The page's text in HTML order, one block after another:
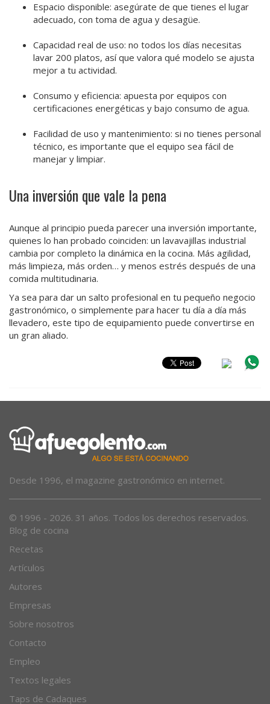
Espacio disponible: asegúrate de que tienes el lugar
adecuado, con toma de agua y desagüe.
Capacidad real de uso: no todos los días necesitas
lavar 200 platos, así que valora qué modelo se ajusta
mejor a tu actividad.
Consumo y eficiencia: apuesta por equipos con
certificaciones energéticas y bajo consumo de agua.
Facilidad de uso y mantenimiento: si no tienes personal
técnico, es importante que el equipo sea fácil de
manejar y limpiar.
Una inversión que vale la pena
Aunque al principio pueda parecer una inversión importante,
quienes lo han probado coinciden: un lavavajillas industrial
cambia por completo la dinámica en la cocina. Más agilidad,
más limpieza, más orden… y menos estrés después de una
comida multitudinaria.
Ya sea para dar un salto profesional en tu pequeño negocio
gastronómico, o simplemente para hacer tu día a día más
llevadero, este tipo de equipamiento puede convertirse en
un gran aliado.
Desde 1996, el magazine gastronómico en internet.
© 1996 - 2026. 31 años. Todos los derechos reservados.
Blog de cocina
Recetas
Artículos
Autores
Empresas
Sobre nosotros
Contacto
Empleo
Textos legales
Taps de Cadaques